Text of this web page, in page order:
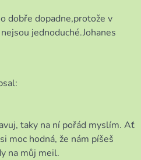
dobře dopadne,protože v
jednoduché.Johanes
taky na ní pořád myslím. Ať
moc hodná, že nám píšeš
na můj meil.